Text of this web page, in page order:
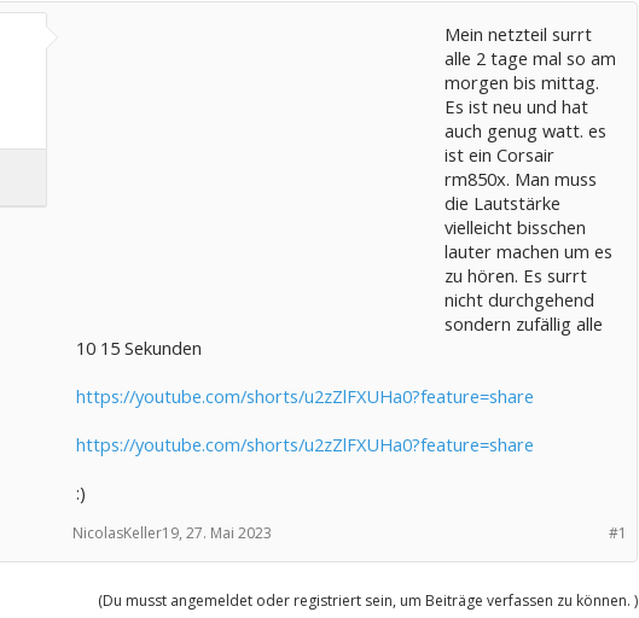
Mein netzteil surrt
alle 2 tage mal so am
morgen bis mittag.
Es ist neu und hat
auch genug watt. es
ist ein Corsair
rm850x. Man muss
die Lautstärke
vielleicht bisschen
lauter machen um es
zu hören. Es surrt
nicht durchgehend
sondern zufällig alle
10 15 Sekunden
https://youtube.com/shorts/u2zZlFXUHa0?feature=share
https://youtube.com/shorts/u2zZlFXUHa0?feature=share
:)
#1
NicolasKeller19, 27. Mai 2023
(Du musst angemeldet oder registriert sein, um Beiträge verfassen zu können. )